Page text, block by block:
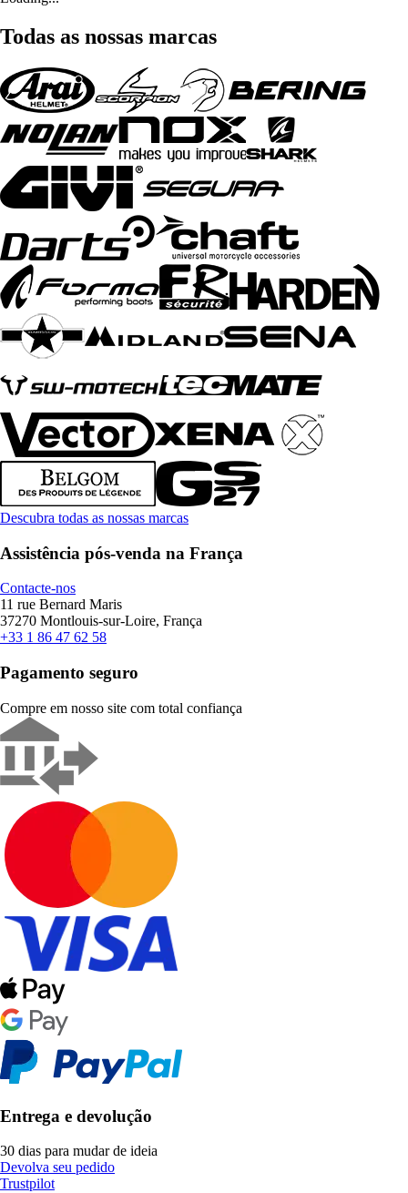
Todas as nossas marcas
Descubra todas as nossas marcas
Assistência pós-venda na França
Contacte-nos
11 rue Bernard Maris
37270 Montlouis-sur-Loire, França
+33 1 86 47 62 58
Pagamento seguro
Compre em nosso site com total confiança
Entrega e devolução
30 dias para mudar de ideia
Devolva seu pedido
Trustpilot